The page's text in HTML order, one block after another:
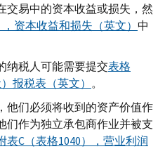
交易中的资本收益或损失，然
，资本收益和损失（英文） 中
纳税人可能需要提交表格
报税表（英文） 。
他们必须将收到的资产价值作
们作为独立承包商作业并被支
表C （表格1040），营业利润